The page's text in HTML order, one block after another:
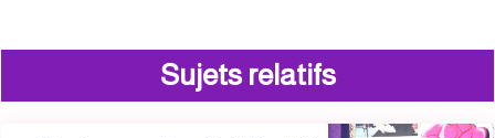
Sujets relatifs